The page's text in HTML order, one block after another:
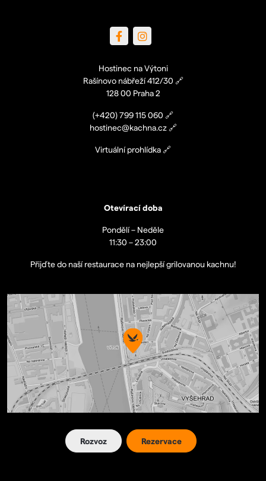
Hostinec na Výtoni
Rašínovo nábřeží 412/30 🔗
128 00 Praha 2
(+420)799 115 060 🔗
hostinec@kachna.cz🔗
Virtuální prohlídka 🔗
Otevírací doba
Pondělí – Neděle
11:30 – 23:00
Přijďte do naší restaurace na nejlepší grilovanou kachnu!
Rozvoz Rezervace